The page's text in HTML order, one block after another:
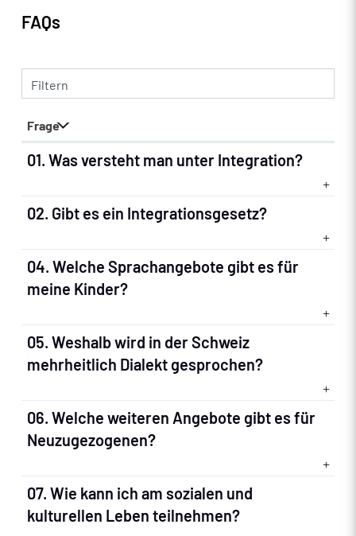
FAQs
Filtern
Frage
01. Was versteht man unter Integration?
02. Gibt es ein Integrationsgesetz?
04. Welche Sprachangebote gibt es für
meine Kinder?
05. Weshalb wird in der Schweiz
mehrheitlich Dialekt gesprochen?
06. Welche weiteren Angebote gibt es für
Neuzugezogenen?
07. Wie kann ich am sozialen und
kulturellen Leben teilnehmen?